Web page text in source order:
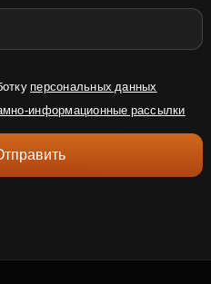
персональных данных
информационные рассылки